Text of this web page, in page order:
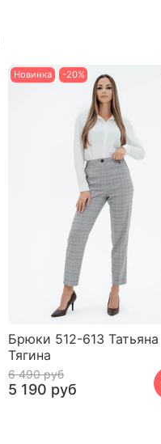
Новинка -20%
Брюки 512-613 Татьяна
Тягина
6 490 руб
5 190 руб